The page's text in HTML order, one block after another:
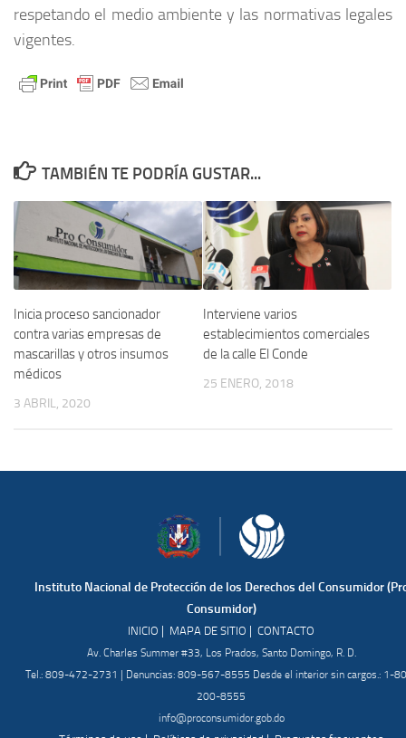
respetando el medio ambiente y las normativas legales
vigentes.
TAMBIÉN TE PODRÍA GUSTAR...
Inicia proceso sancionador
contra varias empresas de
mascarillas y otros insumos
médicos
3 ABRIL, 2020
Interviene varios
establecimientos comerciales
de la calle El Conde
25 ENERO, 2018
Instituto Nacional de Protección de los Derechos del Consumidor
Consumidor)
INICIO | MAPA DE SITIO | CONTACTO
Av. Charles Summer #33, Los Prados, Santo Domingo, R. D.
Tel.: 809-472-2731 | Denuncias: 809-567-8555 Desde el interior sin cargos.: 1-
200-8555
info@proconsumidor.gob.do